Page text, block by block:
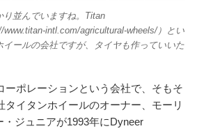
り並んでいますね。Titan
www.titan-intl.com/agricultural-wheels/）とい
イールの会社ですが、タイヤも作っていいた
ーポレーションという会社で、そもそ
タイタンホイールのオーナー、モーリ
・ジュニアが1993年にDyneer